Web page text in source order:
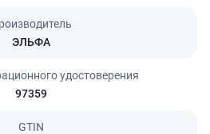
ЭЛЬФА
удостоверения
97359
GTIN